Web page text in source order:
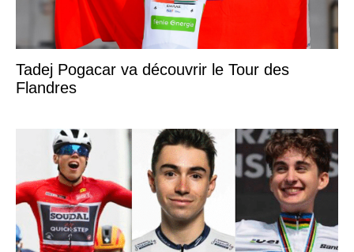
Tadej Pogacar va découvrir le Tour des
Flandres